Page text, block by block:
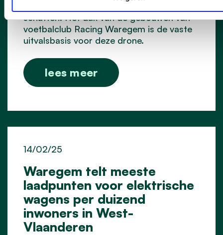
schatten. Het dak van de gebouwen van
voetbalclub Racing Waregem is de vaste
uitvalsbasis voor deze drone.
lees meer
Waregem telt meeste
laadpunten voor elektrische
wagens per duizend
inwoners in West-
Vlaanderen
14/02/25